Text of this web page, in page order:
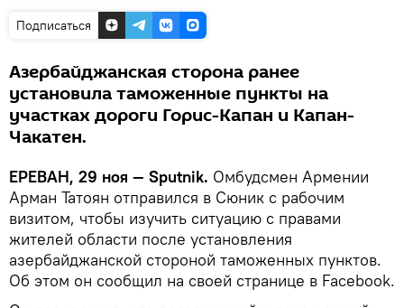
Подписаться
Азербайджанская сторона ранее
установила таможенные пункты на
участках дороги Горис-Капан и Капан-
Чакатен.
ЕРЕВАН, 29 ноя — Sputnik. Омбудсмен Армении
Арман Татоян отправился в Сюник с рабочим
визитом, чтобы изучить ситуацию с правами
жителей области после установления
азербайджанской стороной таможенных пунктов.
Об этом он сообщил на своей странице в Facebook.